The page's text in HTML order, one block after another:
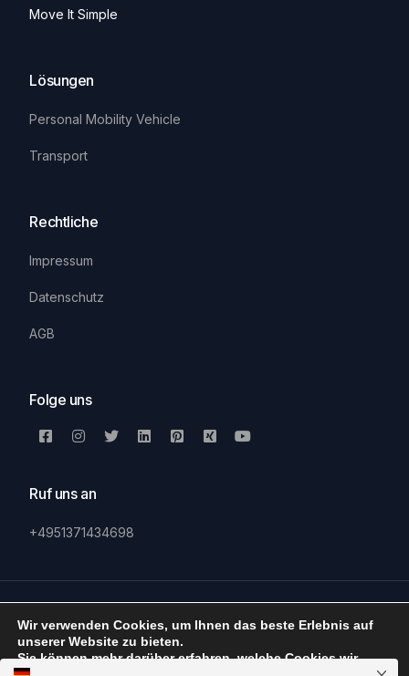
Move It Simple
Lösungen
Personal Mobility Vehicle
Transport
Rechtliche
Impressum
Datenschutz
AGB
Folge uns
Ruf uns an
+4951371434698
© 2026 Move It Simple | All rights reserved.
Wir verwenden Cookies, um Ihnen das beste Erlebnis auf
unserer Website zu bieten.
Sie können mehr darüber erfahren, welche Cookies wir